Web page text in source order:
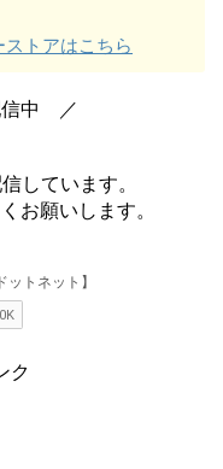
トアはこちら
信中 ／
しています。
お願いします。
ク